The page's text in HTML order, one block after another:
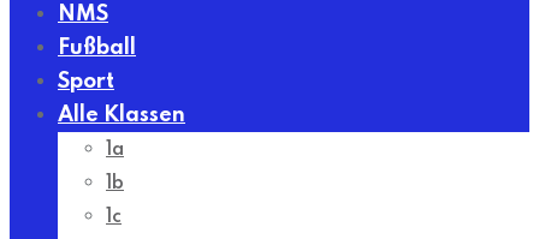
NMS
Fußball
Sport
Alle Klassen
1a
1b
1c